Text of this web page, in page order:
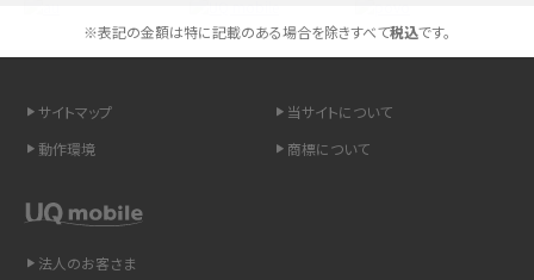
LINEの通知がこない時の原因と対処法9選！設定の確認手順も解説
非通知設定とは？184で電話をかける方法やiPhone・Androidの設定を解説
iCloudの使用容量を減らす9つの方法！使用状況の確認手順も紹介
※表記の金額は特に記載のある場合を除きすべて税込です。
サイトマップ
当サイトについて
動作環境
商標について
法人のお客さま